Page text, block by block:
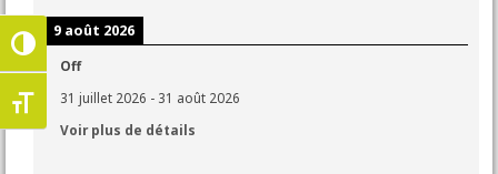
Passer en contraste élevé
Changer la taille de la police
9 août 2026
Off
31 juillet 2026 - 31 août 2026
Voir plus de détails